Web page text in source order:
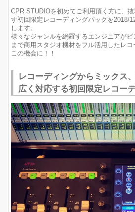
CPR STUDIOを初めてご利用頂く方に、
す初回限定レコーディングパックを2018/
します。
様々なジャンルを網羅するエンジニアが
まで商用スタジオ機材をフル活用したレ
この機会に！！
レコーディングからミックス
広く対応する初回限定レコー